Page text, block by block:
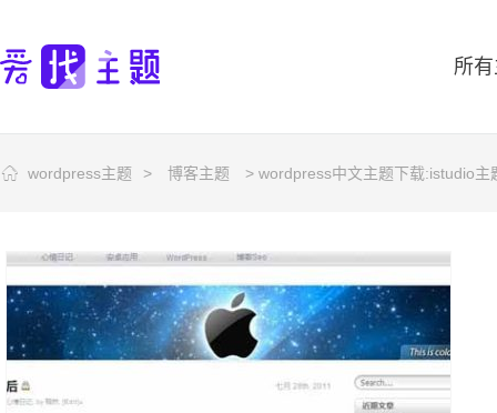
所
wordpress主题 > 博客主题 > wordpress中文主题下载:istudio主